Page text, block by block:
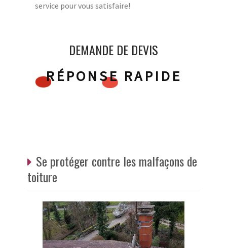
service pour vous satisfaire!
DEMANDE DE DEVIS
RÉPONSE RAPIDE
Se protéger contre les malfaçons de
toiture